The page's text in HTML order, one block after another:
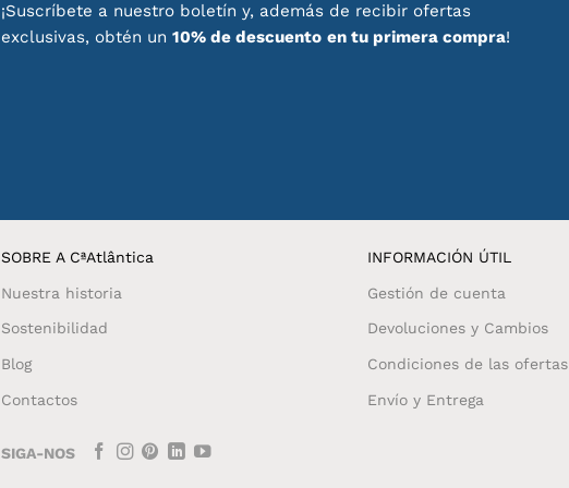
¡Suscríbete a nuestro boletín y, además de recibir ofertas
exclusivas, obtén un 10% de descuento en tu primera compra!
SOBRE A CªAtlântica
Nuestra historia
Sostenibilidad
Blog
Contactos
SIGA-NOS
INFORMACIÓN ÚTIL
Gestión de cuenta
Devoluciones y Cambios
Condiciones de las ofertas
Envío y Entrega